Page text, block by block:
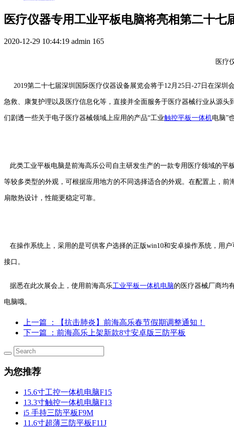
医疗仪器专用工业平板电脑将亮相第二十七
2020-12-29 10:44:19 admin 165
医疗
2019第二十七届深圳国际医疗仪器设备展览会将于12月25日-27日在深圳
急救、康复护理以及医疗信息化等，直接并全面服务于医疗器械行业从源
们剧透一些关于电子医疗器械领域上应用的产品“工业触控平板一体机电脑”
此类工业平板电脑是前海高乐公司自主研发生产的一款专用医疗领域的平
等较多类型的外观，可根据应用地方的不同选择适合的外观。在配置上，
扇散热设计，性能更稳定可靠。
在操作系统上，采用的是可供客户选择的正版win10和安卓操作系统，用
接口。
据悉在此次展会上，使用前海高乐工业平板一体机电脑的医疗器械厂商均
电脑哦。
上一篇
：【抗击肺炎】前海高乐春节假期调整通知！
下一篇
：前海高乐上架新款8寸安卓版三防平板
为您推荐
15.6寸工控一体机电脑F15
13.3寸触控一体机电脑F13
i5 手持三防平板F9M
11.6寸超薄三防平板F11J